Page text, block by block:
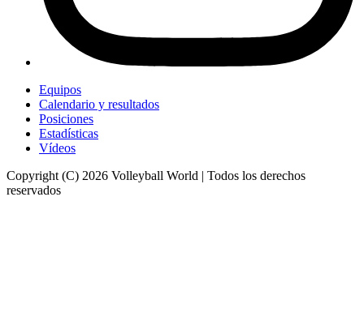
Equipos
Calendario y resultados
Posiciones
Estadísticas
Vídeos
Copyright (C) 2026 Volleyball World | Todos los derechos
reservados